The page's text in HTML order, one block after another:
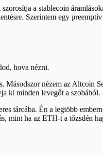
a stablecoin
Szerintem egy
hova nézni.
nézem az Altcoin
ki minden levegőt a szobából.
tárcába. Én a legtöbb
mint ha az ETH-t a tőzsdén